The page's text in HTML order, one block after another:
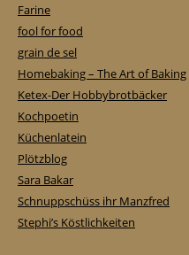
Farine
fool for food
grain de sel
Homebaking – The Art of Baking
Ketex-Der Hobbybrotbäcker
Kochpoetin
Küchenlatein
Plötzblog
Sara Bakar
Schnuppschüss ihr Manzfred
Stephi’s Köstlichkeiten